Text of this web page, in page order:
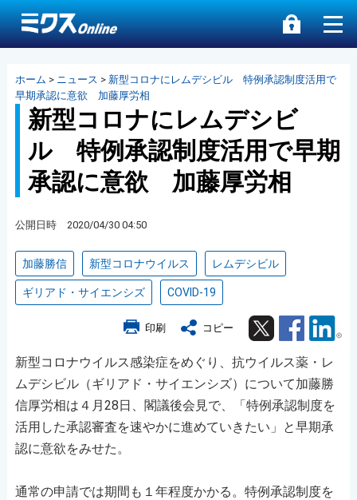
ホーム > ニュース > 新型コロナにレムデシビル 特例承認制度活用で
早期承認に意欲 加藤厚労相
新型コロナにレムデシビ
ル 特例承認制度活用で早期
承認に意欲 加藤厚労相
公開日時 2020/04/30 04:50
加藤勝信 新型コロナウイルス レムデシビル
ギリアド・サイエンシズ COVID-19
印刷 コピー Twitter Facebook
新型コロナウイルス感染症をめぐり、抗ウイルス薬・レ
ムデシビル（ギリアド・サイエンシズ）について加藤勝
信厚労相は４月28日、閣議後会見で、「特例承認制度を
活用した承認審査を速やかに進めていきたい」と早期承
認に意欲をみせた。
通常の申請では期間も１年程度かかる。特例承認制度を